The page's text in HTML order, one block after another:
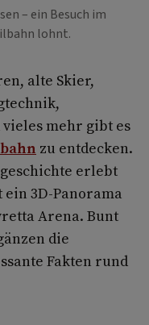
– ein Besuch im
lohnt.
alte Skier,
mehr gibt es
zu entdecken.
erlebt
3D-Panorama
Arena. Bunt
die
Fakten rund